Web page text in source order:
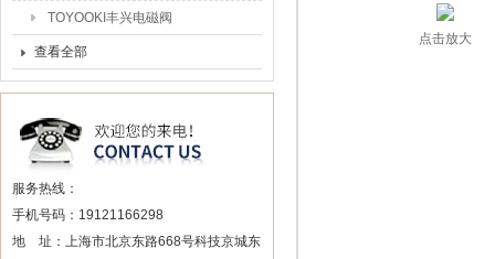
TOYOOKI丰兴电磁阀
查看全部
服务热线：
手机号码：19121166298
地 址：上海市北京东路668号科技京城东
点击放大